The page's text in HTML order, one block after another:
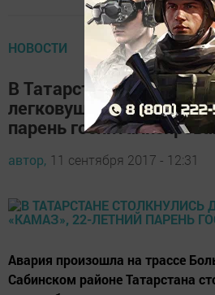
НОВОСТИ
В Татарстане
легковушки и «КАМАЗ»,
парень
автор, 11 сентября 2017 - 12:31
Авария произошла на трассе
Сабинском районе Татарстана